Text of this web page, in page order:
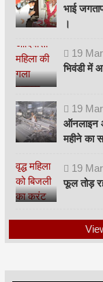
भाई
।
19 Mar
भिवंडी में
19 Mar
ऑनलाइन
महीने का
19 Mar
फूल तोड़